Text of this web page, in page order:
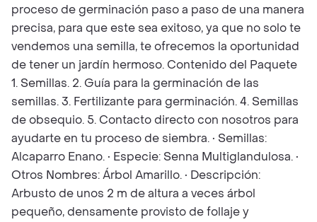
proceso de germinación paso a paso de una manera
precisa, para que este sea exitoso, ya que no solo te
vendemos una semilla, te ofrecemos la oportunidad
de tener un jardín hermoso. Contenido del Paquete
1. Semillas. 2. Guía para la germinación de las
semillas. 3. Fertilizante para germinación. 4. Semillas
de obsequio. 5. Contacto directo con nosotros para
ayudarte en tu proceso de siembra. • Semillas:
Alcaparro Enano. • Especie: Senna Multiglandulosa. •
Otros Nombres: Árbol Amarillo. • Descripción:
Arbusto de unos 2 m de altura a veces árbol
pequeño, densamente provisto de follaje y